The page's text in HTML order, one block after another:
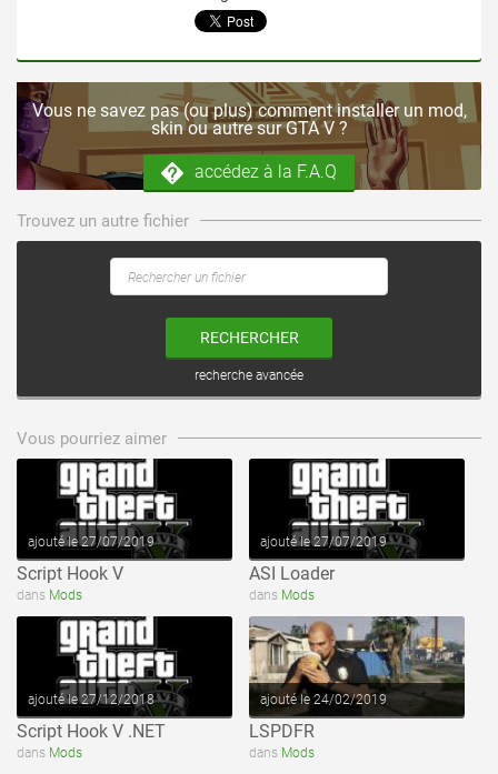
Vous ne savez pas (ou plus) comment installer un mod,
skin ou autre sur GTA V ?
accédez à la F.A.Q
Trouvez un autre fichier
RECHERCHER
recherche avancée
Vous pourriez aimer
ajouté le 27/07/2019
Script Hook V
dans Mods
ajouté le 27/07/2019
ASI Loader
dans Mods
voir ce fichier
ajouté le 27/12/2018
Script Hook V .NET
dans Mods
voir ce fichier
ajouté le 24/02/2019
LSPDFR
dans Mods